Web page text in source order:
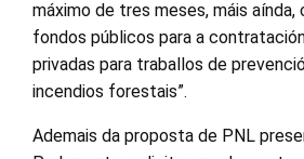
máximo de tres meses, máis aínda,
fondos públicos para a
privadas para traballos de
incendios forestais”.
Ademais da proposta de PNL